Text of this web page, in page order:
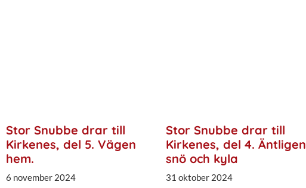
Stor Snubbe drar till
Kirkenes, del 5. Vägen
hem.
6 november 2024
Stor Snubbe drar till
Kirkenes, del 4. Äntligen
snö och kyla
31 oktober 2024